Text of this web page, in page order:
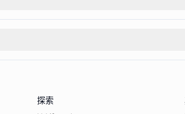
探索